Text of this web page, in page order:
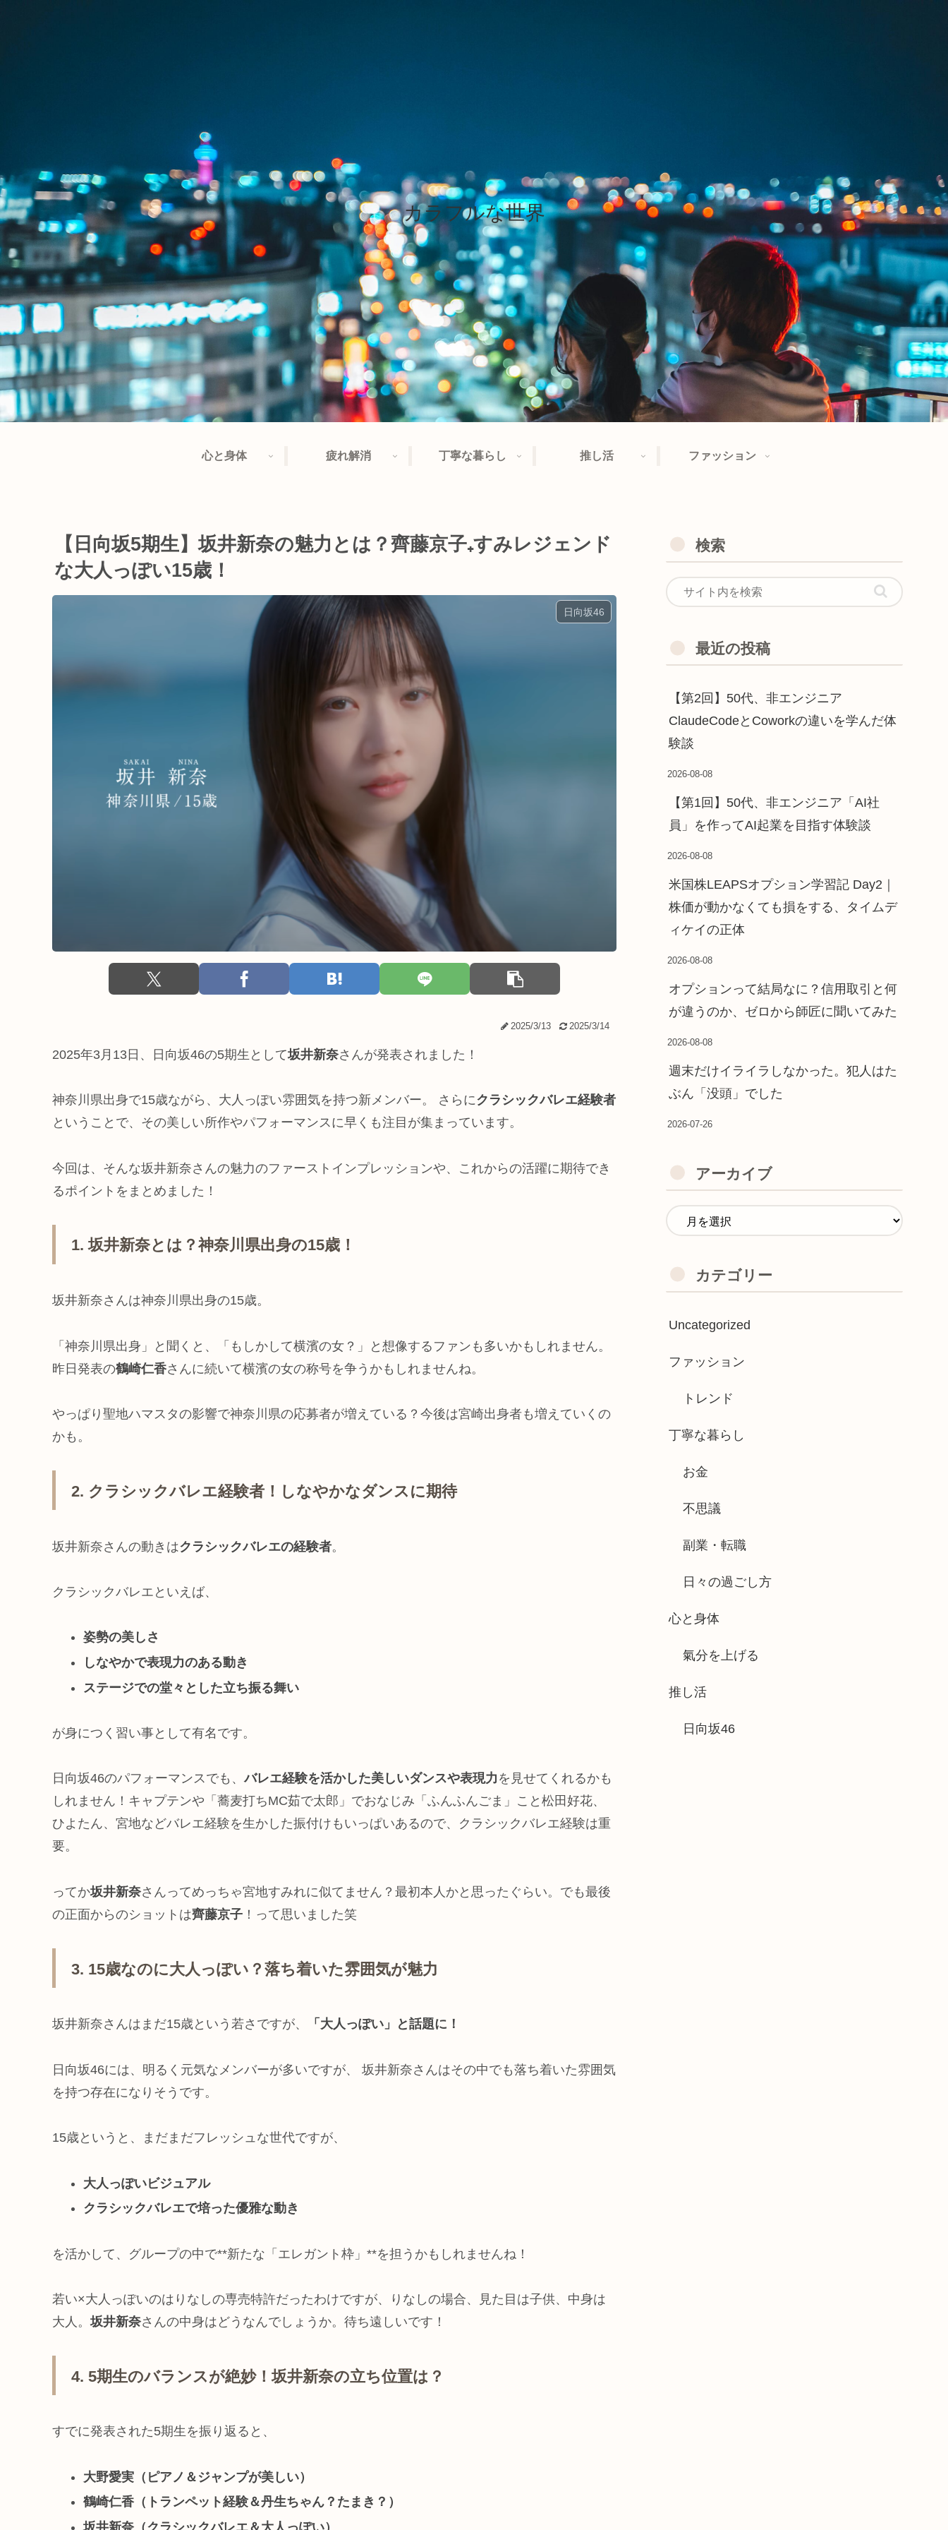
カラフルな世界
心と身体 疲れ解消 丁寧な暮らし 推し活 ファッション
【日向坂5期生】坂井新奈の魅力とは？齊藤京子₊すみレジェンド
な大人っぽい15歳！
日向坂46
2025/3/13 2025/3/14
2025年3月13日、日向坂46の5期生として坂井新奈さんが発表されました！
神奈川県出身で15歳ながら、大人っぽい雰囲気を持つ新メンバー。 さらにクラシックバレエ経験者
ということで、その美しい所作やパフォーマンスに早くも注目が集まっています。
今回は、そんな坂井新奈さんの魅力のファーストインプレッションや、これからの活躍に期待でき
るポイントをまとめました！
1. 坂井新奈とは？神奈川県出身の15歳！
坂井新奈さんは神奈川県出身の15歳。
「神奈川県出身」と聞くと、「もしかして横濱の女？」と想像するファンも多いかもしれません。
昨日発表の鶴崎仁香さんに続いて横濱の女の称号を争うかもしれませんね。
やっぱり聖地ハマスタの影響で神奈川県の応募者が増えている？今後は宮崎出身者も増えていくの
かも。
2. クラシックバレエ経験者！しなやかなダンスに期待
坂井新奈さんの動きはクラシックバレエの経験者。
クラシックバレエといえば、
姿勢の美しさ
しなやかで表現力のある動き
ステージでの堂々とした立ち振る舞い
が身につく習い事として有名です。
日向坂46のパフォーマンスでも、バレエ経験を活かした美しいダンスや表現力 を見せてくれるかも
しれません！キャプテンや「蕎麦打ちMC茹で太郎」でおなじみ「ふんふんごま」こと松田好花、
ひよたん、宮地などバレエ経験を生かした振付けもいっぱいあるので、クラシックバレエ経験は重
要。
ってか坂井新奈さんってめっちゃ宮地すみれに似てません？最初本人かと思ったぐらい。でも最後
の正面からのショットは齊藤京子 ！って思いました笑
3. 15歳なのに大人っぽい？落ち着いた雰囲気が魅力
坂井新奈さんはまだ15歳という若さですが、 「大人っぽい」と話題に！
日向坂46には、明るく元気なメンバーが多いですが、 坂井新奈さんはその中でも落ち着いた雰囲気
を持つ存在になりそうです。
15歳というと、まだまだフレッシュな世代ですが、
大人っぽいビジュアル
クラシックバレエで培った優雅な動き
を活かして、グループの中で**新たな「エレガント枠」**を担うかもしれませんね！
若い×大人っぽいのはりなしの専売特許だったわけですが、りなしの場合、見た目は子供、中身は
大人。坂井新奈さんの中身はどうなんでしょうか。待ち遠しいです！
4. 5期生のバランスが絶妙！坂井新奈の立ち位置は？
すでに発表された5期生を振り返ると、
大野愛実（ピアノ＆ジャンプが美しい）
鶴崎仁香（トランペット経験＆丹生ちゃん？たまき？）
検索
最近の投稿
【第2回】50代、非エンジニア
ClaudeCodeとCoworkの違いを学んだ体
験談
2026-08-08
【第1回】50代、非エンジニア「AI社
員」を作ってAI起業を目指す体験談
2026-08-08
米国株LEAPSオプション学習記 Day2｜
株価が動かなくても損をする、タイムデ
ィケイの正体
2026-08-08
オプションって結局なに？信用取引と何
が違うのか、ゼロから師匠に聞いてみた
2026-08-08
週末だけイライラしなかった。犯人はた
ぶん「没頭」でした
2026-07-26
アーカイブ
カテゴリー
Uncategorized
ファッション
トレンド
丁寧な暮らし
お金
不思議
副業・転職
日々の過ごし方
心と身体
氣分を上げる
推し活
日向坂46